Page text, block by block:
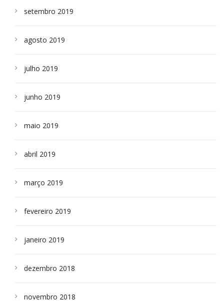
setembro 2019
agosto 2019
julho 2019
junho 2019
maio 2019
abril 2019
março 2019
fevereiro 2019
janeiro 2019
dezembro 2018
novembro 2018